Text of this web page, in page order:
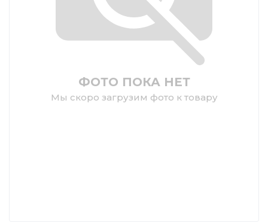
ФОТО ПОКА НЕТ
Мы скоро загрузим фото к товару